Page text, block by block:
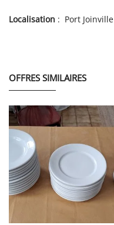
Localisation : Port Joinville
OFFRES SIMILAIRES